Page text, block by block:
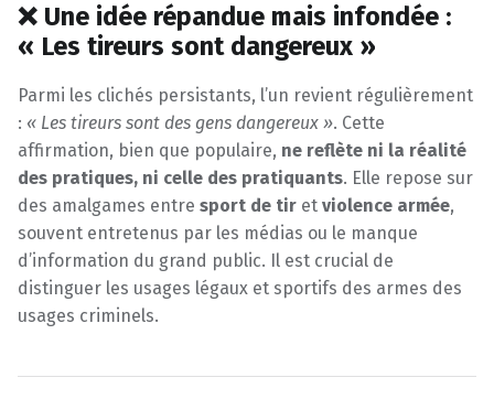
❌ Une idée répandue mais infondée :
« Les tireurs sont dangereux »
Parmi les clichés persistants, l’un revient régulièrement
: « Les tireurs sont des gens dangereux ». Cette
affirmation, bien que populaire, ne reflète ni la réalité
des pratiques, ni celle des pratiquants. Elle repose sur
des amalgames entre sport de tir et violence armée,
souvent entretenus par les médias ou le manque
d’information du grand public. Il est crucial de
distinguer les usages légaux et sportifs des armes des
usages criminels.